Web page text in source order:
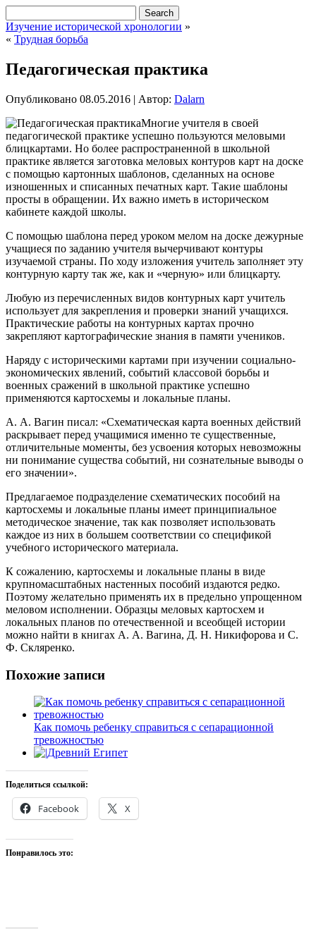
Изучение исторической хронологии »
« Трудная борьба
Педагогическая практика
Опубликовано 08.05.2016 | Автор: Dalarn
Многие учителя в своей
педагогической практике успешно пользуются меловыми
блицкартами. Но более распространенной в школьной
практике является заготовка меловых контуров карт на доске
с помощью картонных шаблонов, сделанных на основе
изношенных и списанных печатных карт. Такие шаблоны
просты в обращении. Их важно иметь в историческом
кабинете каждой школы.
С помощью шаблона перед уроком мелом на доске дежурные
учащиеся по заданию учителя вычерчивают контуры
изучаемой страны. По ходу изложения учитель заполняет эту
контурную карту так же, как и «черную» или блицкарту.
Любую из перечисленных видов контурных карт учитель
использует для закрепления и проверки знаний учащихся.
Практические работы на контурных картах прочно
закрепляют картографические знания в памяти учеников.
Наряду с историческими картами при изучении социально-
экономических явлений, событий классовой борьбы и
военных сражений в школьной практике успешно
применяются картосхемы и локальные планы.
А. А. Вагин писал: «Схематическая карта военных действий
раскрывает перед учащимися именно те существенные,
отличительные моменты, без усвоения которых невозможны
ни понимание существа событий, ни сознательные выводы о
его значении».
Предлагаемое подразделение схематических пособий на
картосхемы и локальные планы имеет принципиальное
методическое значение, так как позволяет использовать
каждое из них в большем соответствии со спецификой
учебного исторического материала.
К сожалению, картосхемы и локальные планы в виде
крупномасштабных настенных пособий издаются редко.
Поэтому желательно применять их в предельно упрощенном
меловом исполнении. Образцы меловых картосхем и
локальных планов по отечественной и всеобщей истории
можно найти в книгах А. А. Вагина, Д. Н. Никифорова и С.
Ф. Скляренко.
Похожие записи
Как помочь ребенку справиться с сепарационной
тревожностью
Древний Египет
Поделиться ссылкой:
Facebook X
Понравилось это: